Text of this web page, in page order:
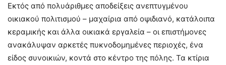
Εκτός από πολυάριθμες αποδείξεις ανεπτυγμένου
οικιακού πολιτισμού – μαχαίρια από οψιδιανό, κατάλοιπα
κεραμικής και άλλα οικιακά εργαλεία – οι επιστήμονες
ανακάλυψαν αρκετές πυκνοδομημένες περιοχές, ένα
είδος συνοικιών, κοντά στο κέντρο της πόλης. Τα κτίρια